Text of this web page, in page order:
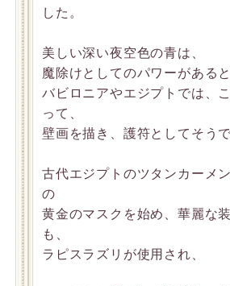
した。
美しい深い夜空色の青は、
魔除けとしてのパワーがあると
バビロニアやエジプトでは、
って、
壁画を描き、護符としてそうで
古代エジプトのツタンカーメ
の
黄金のマスクを始め、華麗な
も、
ラピスラズリが使用され、